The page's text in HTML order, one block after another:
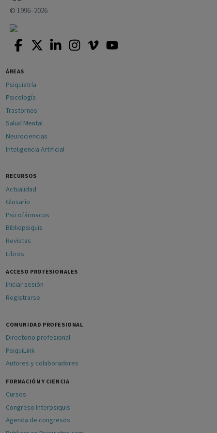
© 1996–2026
ÁREAS
Psiquiatría
Psicología
Trastornos
Salud Mental
Neurociencias
Inteligencia Artificial
RECURSOS
Actualidad
Glosario
Psicofármacos
Bibliopsiquis
Revistas
Libros
ACCESO PROFESIONALES
Iniciar sesión
Registrarse
COMUNIDAD PROFESIONAL
Directorio profesional
PsiquiLink
Autores y colaboradores
FORMACIÓN Y CIENCIA
Cursos
Congreso Interpsiquis
Agenda de congresos